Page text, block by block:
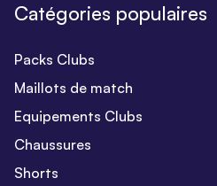
Catégories populaires
Packs Clubs
Maillots de match
Equipements Clubs
Chaussures
Shorts